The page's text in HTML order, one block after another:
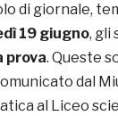
di giornale,
19 giugno, gli
prova. Queste
dal
al Liceo